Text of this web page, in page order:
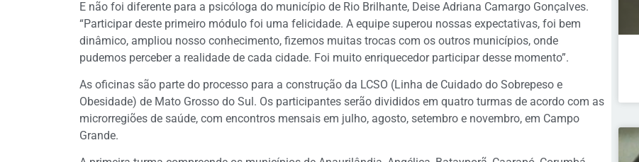
E não foi diferente para a psicóloga do município de Rio Brilhante, Deise Adriana Camargo Gonçalves.
“Participar deste primeiro módulo foi uma felicidade. A equipe superou nossas expectativas, foi bem
dinâmico, ampliou nosso conhecimento, fizemos muitas trocas com os outros municípios, onde
pudemos perceber a realidade de cada cidade. Foi muito enriquecedor participar desse momento”.
As oficinas são parte do processo para a construção da LCSO (Linha de Cuidado do Sobrepeso e
Obesidade) de Mato Grosso do Sul. Os participantes serão divididos em quatro turmas de acordo com as
microrregiões de saúde, com encontros mensais em julho, agosto, setembro e novembro, em Campo
Grande.